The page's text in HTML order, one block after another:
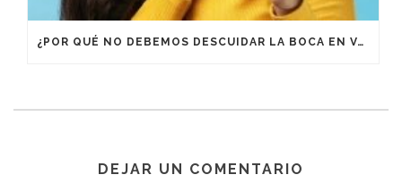
¿POR QUÉ NO DEBEMOS DESCUIDAR LA BOCA EN VACACIONES?
DEJAR UN COMENTARIO